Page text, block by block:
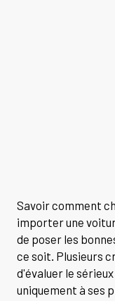
Savoir comment
importer une
de poser les
ce soit. Plusieurs
d'évaluer le
uniquement à ses